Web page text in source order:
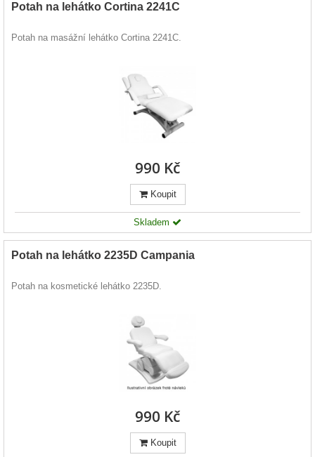
Potah na lehátko Cortina 2241C
Potah na masážní lehátko Cortina 2241C.
990 Kč
Koupit
Skladem
Potah na lehátko 2235D Campania
Potah na kosmetické lehátko 2235D.
990 Kč
Koupit